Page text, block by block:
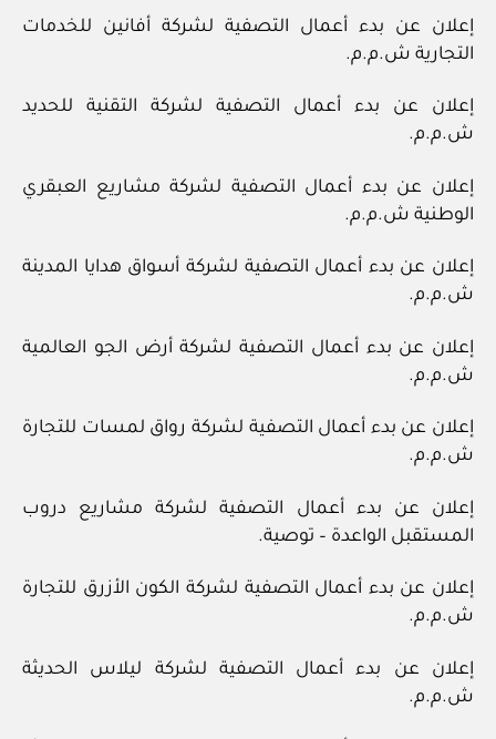
إعلان عن بدء أعمال التصفية لشركة أفانين للخدمات
التجارية ش.م.م.
إعلان عن بدء أعمال التصفية لشركة التقنية للحديد
ش.م.م.
إعلان عن بدء أعمال التصفية لشركة مشاريع العبقري
الوطنية ش.م.م.
إعلان عن بدء أعمال التصفية لشركة أسواق هدايا المدينة
ش.م.م.
إعلان عن بدء أعمال التصفية لشركة أرض الجو العالمية
ش.م.م.
إعلان عن بدء أعمال التصفية لشركة رواق لمسات للتجارة
ش.م.م.
إعلان عن بدء أعمال التصفية لشركة مشاريع دروب
المستقبل الواعدة – توصية.
إعلان عن بدء أعمال التصفية لشركة الكون الأزرق للتجارة
ش.م.م.
إعلان عن بدء أعمال التصفية لشركة ليلاس الحديثة
ش.م.م.